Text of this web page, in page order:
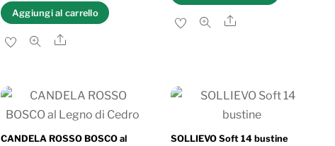
Aggiungi al carrello
Share
Share
CANDELA ROSSO BOSCO al
SOLLIEVO Soft 14 bustine